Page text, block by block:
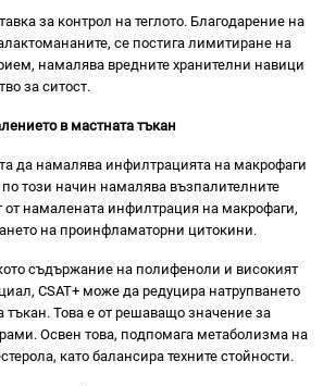
за контрол на теглото. Благодарение на
се постига лимитиране на
намалява вредните хранителни навици
за ситост.
в мастната тъкан
да намалява инфилтрацията на макрофаги
по този начин намалява възпалителните
от намалената инфилтрация на макрофаги,
на проинфламаторни цитокини.
съдържание на полифеноли и високият
CSAT+ може да редуцира натрупването
Това е от решаващо значение за
Освен това, подпомага метаболизма на
като балансира техните стойности.